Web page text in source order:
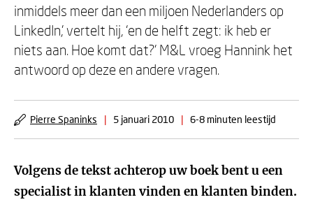
inmiddels meer dan een miljoen Nederlanders op
LinkedIn,’ vertelt hij, ‘en de helft zegt: ik heb er
niets aan. Hoe komt dat?’ M&L vroeg Hannink het
antwoord op deze en andere vragen.
Pierre Spaninks | 5 januari 2010 | 6-8 minuten leestijd
Volgens de tekst achterop uw boek bent u een
specialist in klanten vinden en klanten binden.